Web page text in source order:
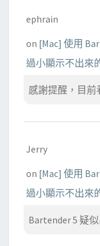
ephrain
on [Mac] 使用
過小顯示不出來
感謝提醒，目前
Jerry
on [Mac] 使用
過小顯示不出來
Bartender 5 疑